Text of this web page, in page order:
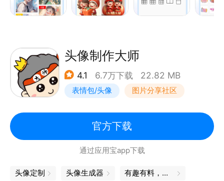
【节日头像】节日来临，换上一张有氛围感的节日头像
格，你想要的都有！
【照片墙】制作一张只属于你的精美的照片墙吧，情
侣，日常，亲子都是极好的！
【精美壁纸】2k，4k，8k，HD各种超高清无水印精
纸与众不同，炫爆好友圈
头像制作大师
4.1 6.7万下载 22.82 MB
表情包/头像 图片分享社区
官方下载
通过应用宝app下载
头像定制 头像生成器 有趣有料，图片控必备